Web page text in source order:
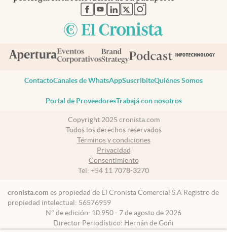
abre en nueva pestaña
abre en nueva pestaña
abre en nueva pestaña
abre en nueva pestaña
abre en nueva pestaña
ContactoCanales de WhatsAppSuscribiteQuiénes Somos
Portal de ProveedoresTrabajá con nosotros
Copyright 2025 cronista.com
Todos los derechos reservados
Términos y condiciones
Privacidad
Consentimiento
Tel: +54 11 7078-3270
cronista.com es propiedad de El Cronista Comercial S.A Registro de
propiedad intelectual: 56576959
N° de edición: 10.950 - 7 de agosto de 2026
Director Periodístico: Hernán de Goñi